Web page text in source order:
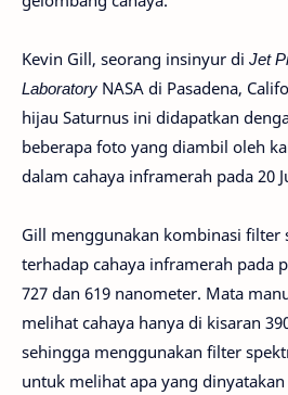
Kevin Gill, seorang insinyur di Jet
Laboratory NASA di Pasadena,
hijau Saturnus ini didapatkan
beberapa foto yang diambil oleh
dalam cahaya inframerah pada 20
Gill menggunakan kombinasi filter
terhadap cahaya inframerah pada
727 dan 619 nanometer. Mata
melihat cahaya hanya di kisaran
sehingga menggunakan filter
untuk melihat apa yang